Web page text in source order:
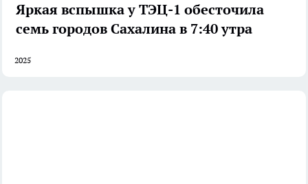
Яркая вспышка у ТЭЦ-1 обесточила
семь городов Сахалина в 7:40 утра
2025